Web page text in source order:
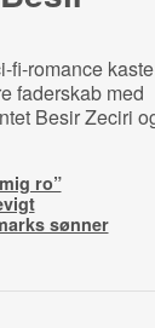
fi-romance
faderskab med
Besir Zeciri
ro”
sønner